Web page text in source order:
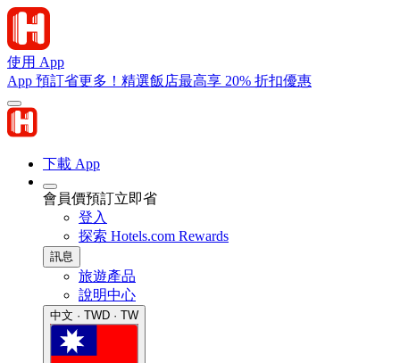
使用 App
App 預訂省更多！精選飯店最高享 20% 折扣優惠
下載 App
會員價預訂立即省
登入
探索 Hotels.com Rewards
訊息
旅遊產品
說明中心
中文 · TWD · TW